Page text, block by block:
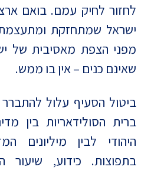
לחזור לחיק עמם. בואם
ישראל שמתחזקת
מפני הצפת מאסיבית של
שאינם כנים – אין בו ממש.
ביטול הסעיף עלול
ברית הסולידאריות בין
היהודי לבין מיליונים
בתפוצות. כידוע, שיעור